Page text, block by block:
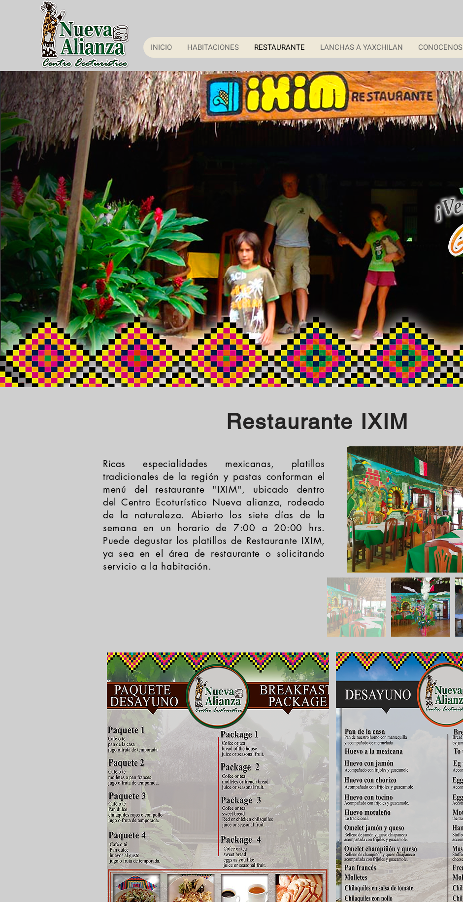
INICIO HABITACIONES RESTAURANTE LANCHAS A YAXCHILAN CONOCENOS
Restaurante IXIM
Ricas especialidades mexicanas, platillos
tradicionales de la región y pastas conforman el
menú del restaurante "IXIM", ubicado dentro
del Centro Ecoturístico Nueva alianza, rodeado
de la naturaleza. Abierto los siete días de la
semana en un horario de 7:00 a 20:00 hrs.
Puede degustar los platillos de Restaurante IXIM,
ya sea en el área de restaurante o solicitando
servicio a la habitación.